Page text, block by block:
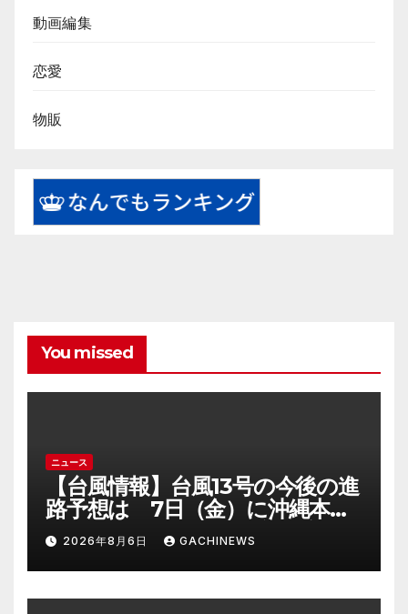
動画編集
恋愛
物販
You missed
ニュース
【台風情報】台風13号の今後の進
路予想は 7日（金）に沖縄本島
に直撃するおそれ 一部の家屋
が倒壊するおそれがある猛烈な
風が吹く見込み(FNNプライムオ
ンライン)
2026年8月6日 GACHINEWS